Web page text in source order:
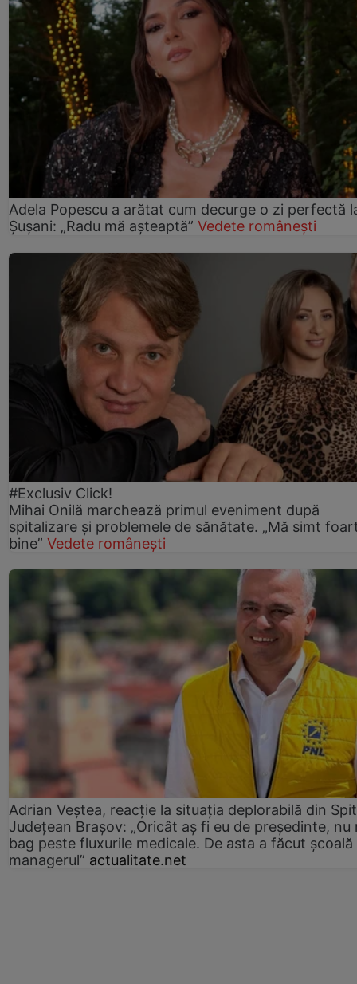
Adela Popescu a arătat cum decurge o zi perfectă
Șușani: „Radu mă așteaptă” Vedete românești
#Exclusiv Click!
Mihai Onilă marchează primul eveniment după
spitalizare și problemele de sănătate. „Mă simt
bine” Vedete românești
Adrian Veștea, reacție la situația deplorabilă din
Județean Brașov: „Oricât aș fi eu de președinte, nu
bag peste fluxurile medicale. De asta a făcut școală
managerul” actualitate.net